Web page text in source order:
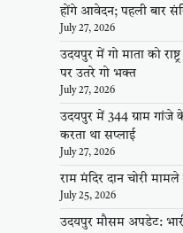
होंगे आवेदन; पहली बार
July 27, 2026
उदयपुर में गो माता को
पर उतरे गो भक्त
July 27, 2026
उदयपुर में 344 ग्राम गांजे
करता था सप्लाई
July 27, 2026
राम मंदिर दान चोरी
July 25, 2026
उदयपुर मौसम अपडेट: